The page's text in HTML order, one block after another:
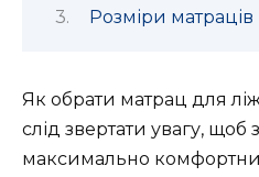
Розміри матраців
Як обрати матрац для
слід звертати увагу, щоб
максимально